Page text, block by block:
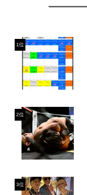
1位
2位
3位